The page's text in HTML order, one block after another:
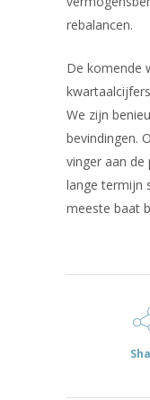
rebalancen.
De komende
We zijn
bevindingen.
vinger aan de
lange termijn
meeste baat